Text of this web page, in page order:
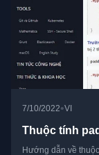
7/10/2022•VI
Thuộc tính
Hướng dẫn về